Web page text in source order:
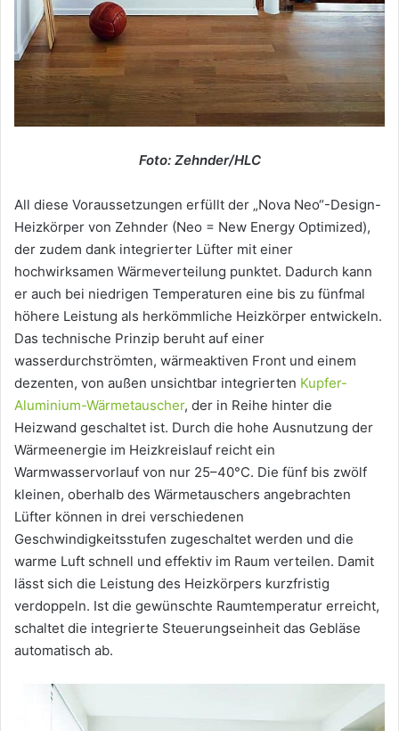
Foto: Zehnder/HLC
All diese Voraussetzungen erfüllt der „Nova Neo“-Design-
Heizkörper von Zehnder (Neo = New Energy Optimized),
der zudem dank integrierter Lüfter mit einer
hochwirksamen Wärmeverteilung punktet. Dadurch kann
er auch bei niedrigen Temperaturen eine bis zu fünfmal
höhere Leistung als herkömmliche Heizkörper entwickeln.
Das technische Prinzip beruht auf einer
wasserdurchströmten, wärmeaktiven Front und einem
dezenten, von außen unsichtbar integrierten Kupfer-
Aluminium-Wärmetauscher, der in Reihe hinter die
Heizwand geschaltet ist. Durch die hohe Ausnutzung der
Wärmeenergie im Heizkreislauf reicht ein
Warmwasservorlauf von nur 25–40°C. Die fünf bis zwölf
kleinen, oberhalb des Wärmetauschers angebrachten
Lüfter können in drei verschiedenen
Geschwindigkeitsstufen zugeschaltet werden und die
warme Luft schnell und effektiv im Raum verteilen. Damit
lässt sich die Leistung des Heizkörpers kurzfristig
verdoppeln. Ist die gewünschte Raumtemperatur erreicht,
schaltet die integrierte Steuerungseinheit das Gebläse
automatisch ab.